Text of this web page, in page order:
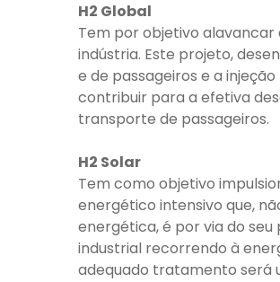
H2 Global
Tem por objetivo alavancar
indústria. Este projeto,
e de passageiros e a
contribuir para a efetiva
transporte de passageiros.
H2 Solar
Tem como objetivo
energético intensivo que,
energética, é por via do
industrial recorrendo à
adequado tratamento será